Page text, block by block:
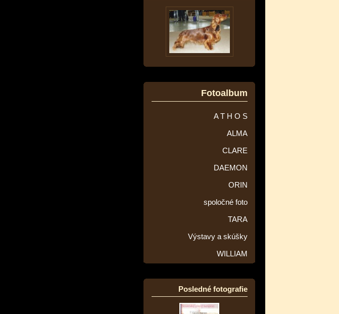
Fotoalbum
A T H O S
ALMA
CLARE
DAEMON
ORIN
spoločné foto
TARA
Výstavy a skúšky
WILLIAM
Posledné fotografie